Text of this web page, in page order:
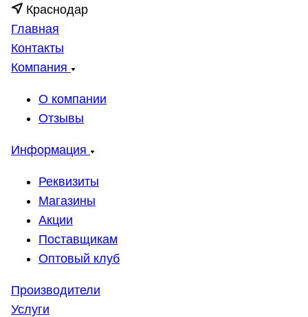
Краснодар
Главная
Контакты
Компания
О компании
Отзывы
Информация
Реквизиты
Магазины
Акции
Поставщикам
Оптовый клуб
Производители
Услуги